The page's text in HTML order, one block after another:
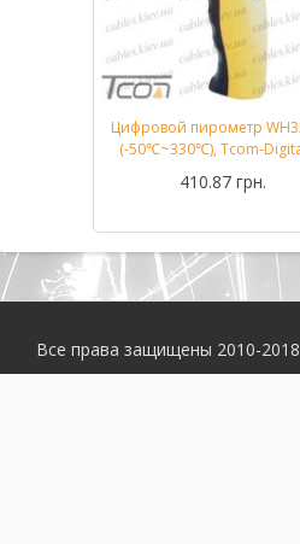
Цифровой пирометр WH320
(-50℃~330℃), Tcom-Digital
410.87 грн.
Все права защищены 2010-2018